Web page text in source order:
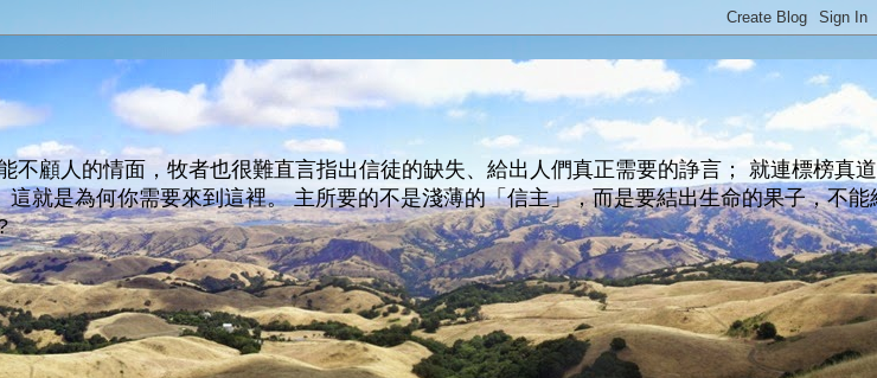
不顧人的情面，牧者也很難直言指出信徒的缺失、給出人們真正需要的諍言； 就連標榜真
就是為何你需要來到這裡。 主所要的不是淺薄的「信主」，而是要結出生命的果子，不能